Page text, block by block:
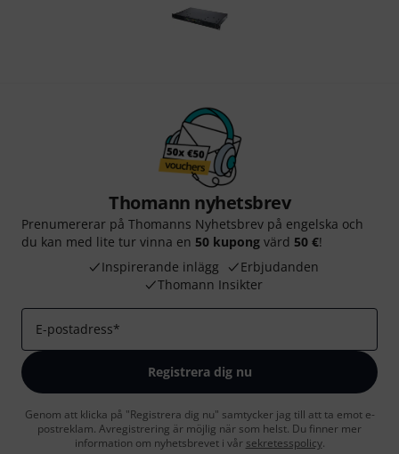
Thomann nyhetsbrev
Prenumererar på Thomanns Nyhetsbrev på engelska och
du kan med lite tur vinna en 50 kupong värd 50 €!
Inspirerande inlägg
Erbjudanden
Thomann Insikter
E-postadress*
Registrera dig nu
Genom att klicka på "Registrera dig nu" samtycker jag till att ta emot e-
postreklam. Avregistrering är möjlig när som helst. Du finner mer
information om nyhetsbrevet i vår sekretesspolicy.